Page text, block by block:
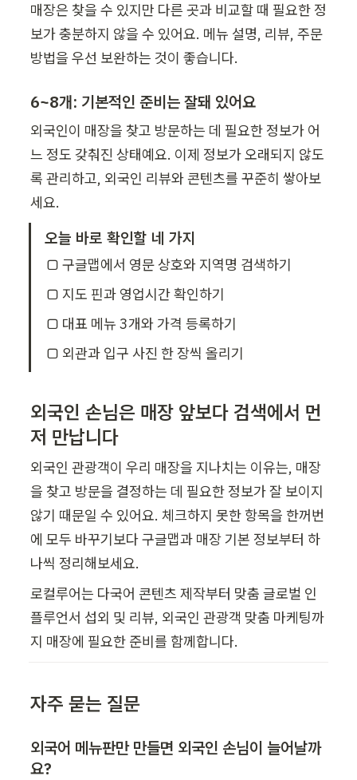
매장은 찾을 수 있지만 다른 곳과 비교할 때 필요한 정
보가 충분하지 않을 수 있어요. 메뉴 설명, 리뷰, 주문
방법을 우선 보완하는 것이 좋습니다.
6~8개: 기본적인 준비는 잘돼 있어요
외국인이 매장을 찾고 방문하는 데 필요한 정보가 어
느 정도 갖춰진 상태예요. 이제 정보가 오래되지 않도
록 관리하고, 외국인 리뷰와 콘텐츠를 꾸준히 쌓아보
세요.
오늘 바로 확인할 네 가지
□ 구글맵에서 영문 상호와 지역명 검색하기
□ 지도 핀과 영업시간 확인하기
□ 대표 메뉴 3개와 가격 등록하기
□ 외관과 입구 사진 한 장씩 올리기
외국인 손님은 매장 앞보다 검색에서 먼
저 만납니다
외국인 관광객이 우리 매장을 지나치는 이유는, 매장
을 찾고 방문을 결정하는 데 필요한 정보가 잘 보이지
않기 때문일 수 있어요. 체크하지 못한 항목을 한꺼번
에 모두 바꾸기보다 구글맵과 매장 기본 정보부터 하
나씩 정리해보세요.
로컬루어는 다국어 콘텐츠 제작부터 맞춤 글로벌 인
플루언서 섭외 및 리뷰, 외국인 관광객 맞춤 마케팅까
지 매장에 필요한 준비를 함께합니다.
자주 묻는 질문
외국어 메뉴판만 만들면 외국인 손님이 늘어날까
요?